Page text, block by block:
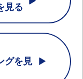
見る
グを見